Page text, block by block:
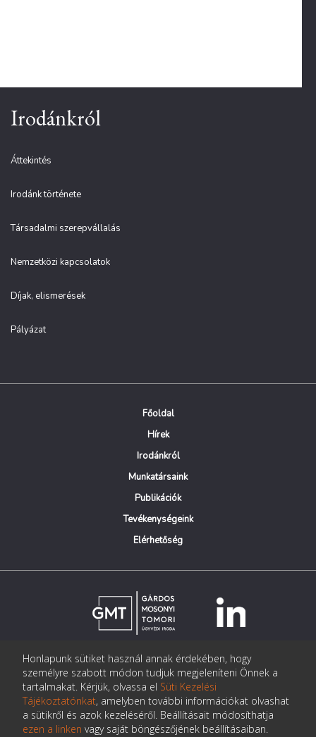
Irodánkról
Áttekintés
Irodánk története
Társadalmi szerepvállalás
Nemzetközi kapcsolatok
Díjak, elismerések
Pályázat
Főoldal
Hírek
Irodánkról
Munkatársaink
Publikációk
Tevékenységeink
Elérhetőség
© Copyright Gárdos Mosonyi Tomori Ügyvédi Iroda
postmaster@gmtlegal.hu
Adatkezelési tájékoztató
Honlapunk sütiket használ annak érdekében, hogy
személyre szabott módon tudjuk megjeleníteni Önnek a
tartalmakat. Kérjük, olvassa el Süti Kezelési
Tájékoztatónkat, amelyben további információkat olvashat
a sütikről és azok kezeléséről. Beállításait módosíthatja
ezen a linken vagy saját böngészőjének beállításaiban.